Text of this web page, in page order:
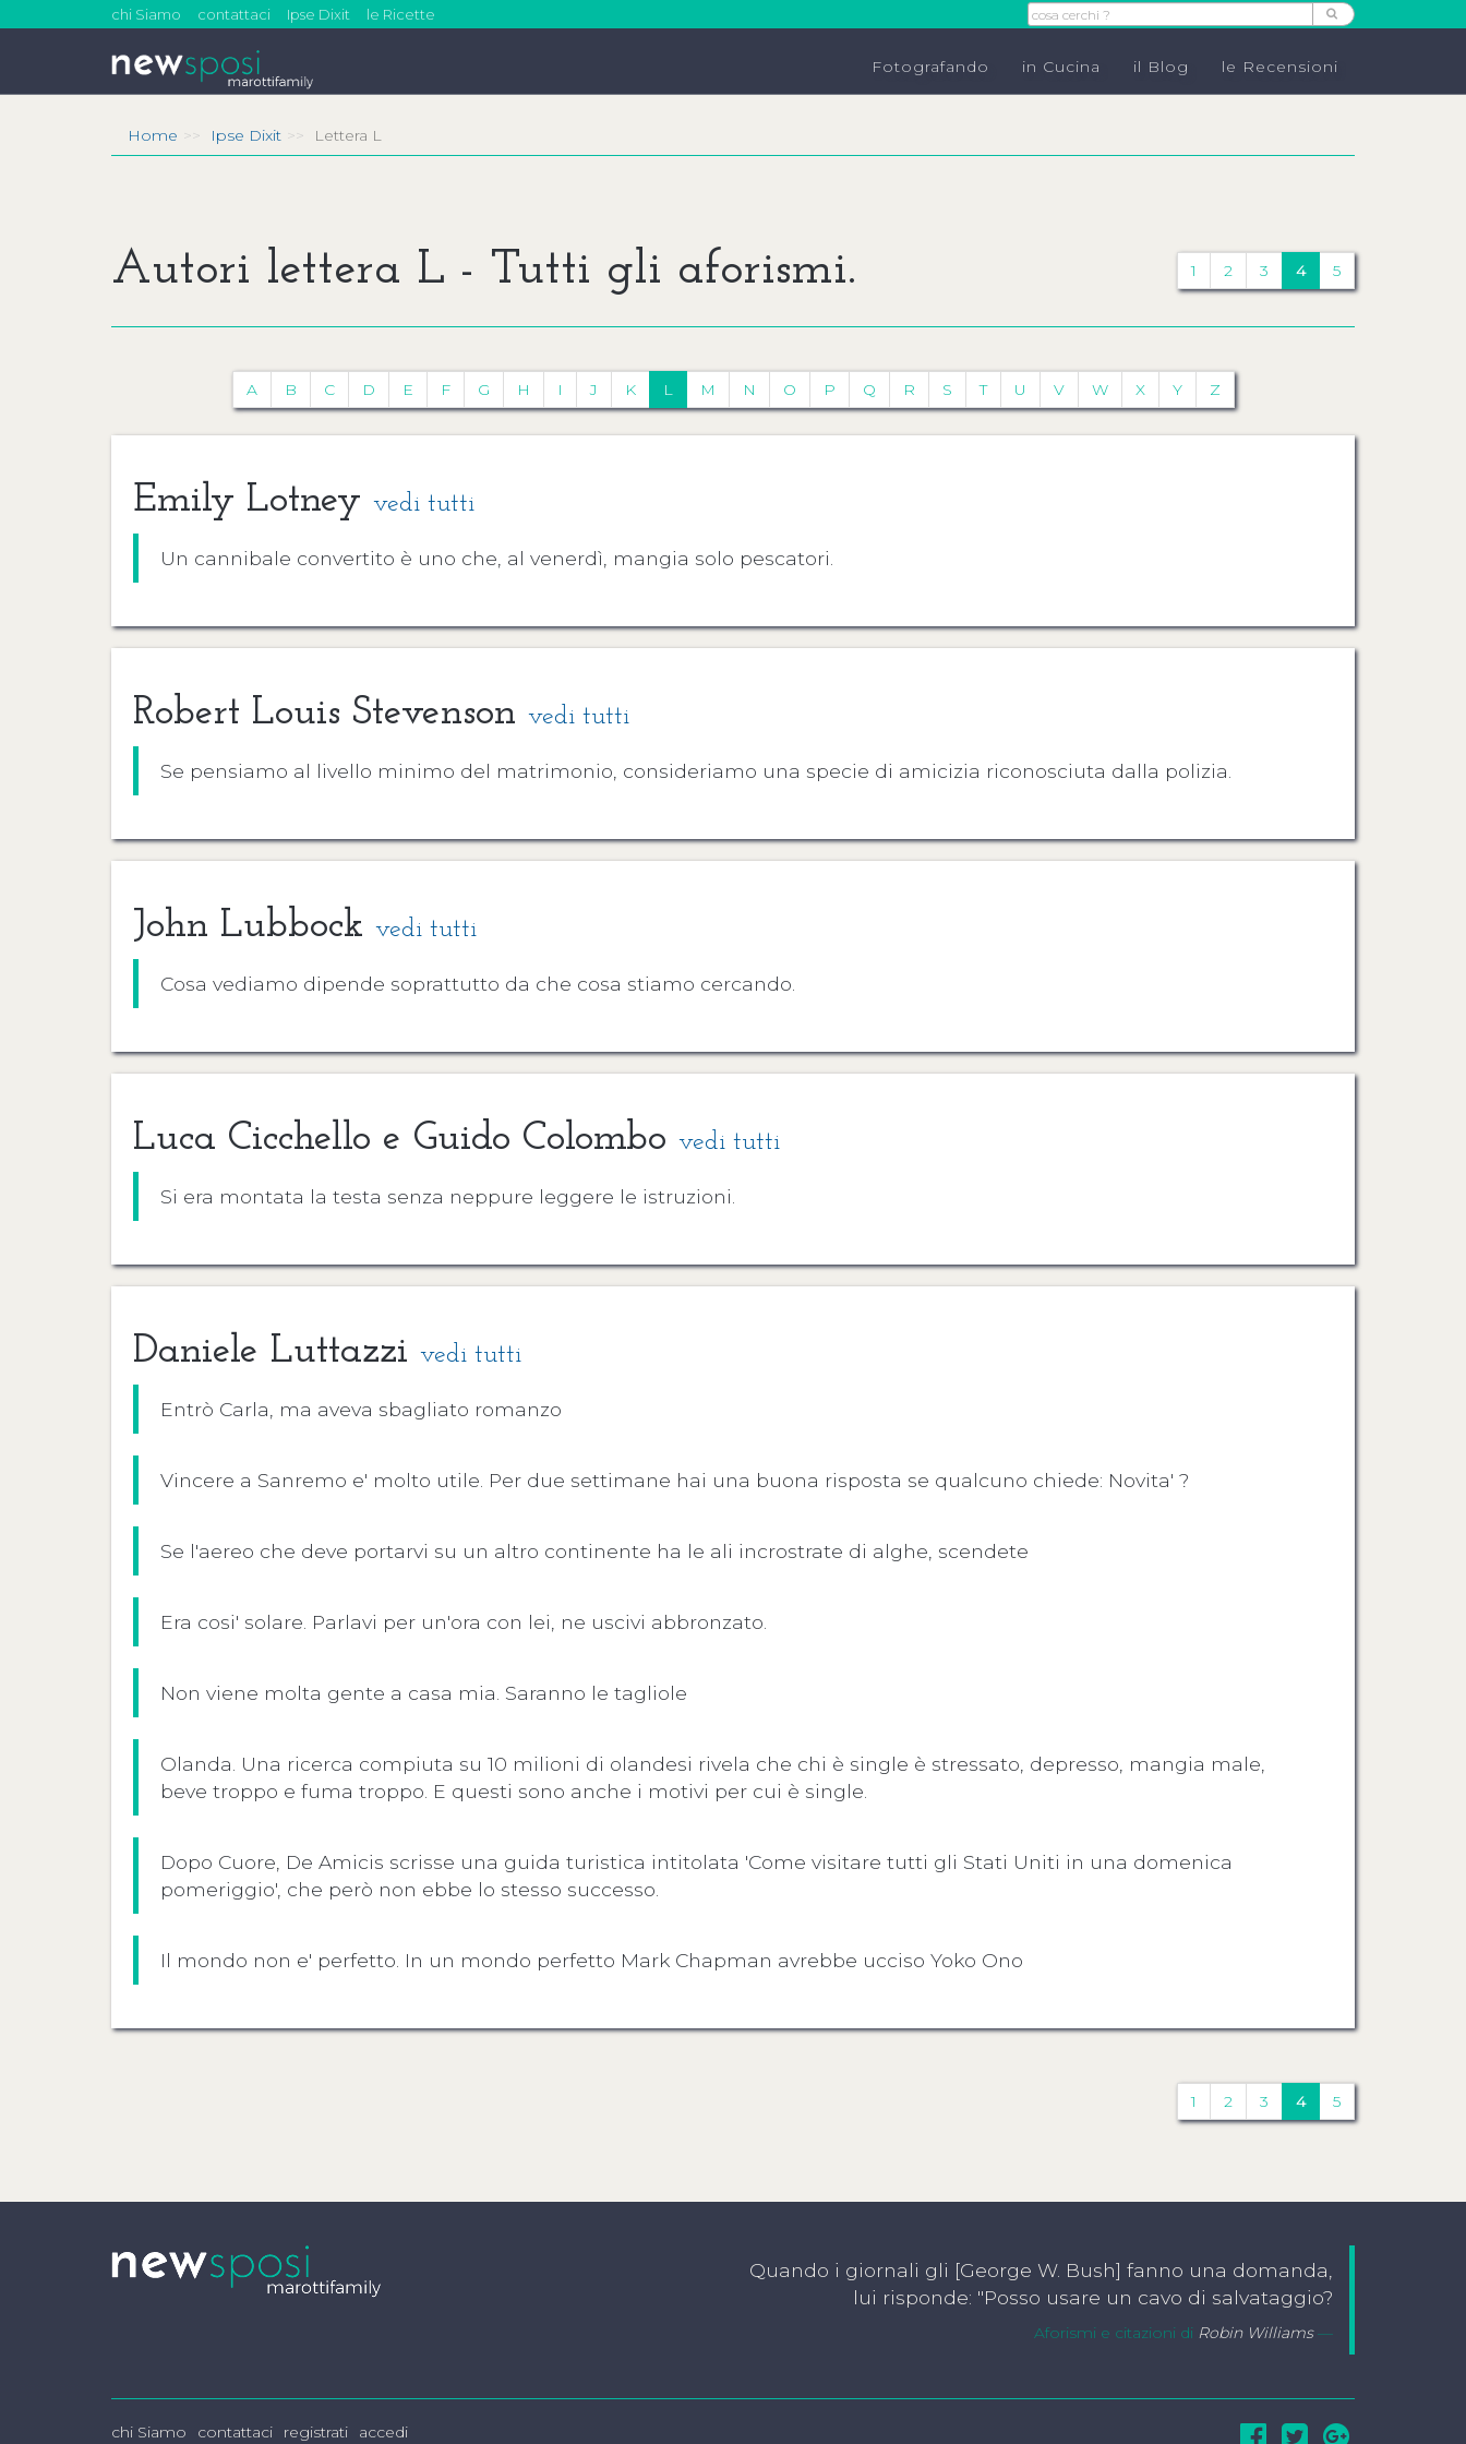
Fotografando in Cucina il Blog le Recensioni
chi Siamo contattaci Ipse Dixit le Ricette
Home Ipse Dixit Lettera L
Autori lettera L - Tutti gli aforismi. 1 2 3 4 5
A B C D E F G H I J K L M N O P Q R S T U V W X Y Z
Emily Lotney vedi tutti
Un cannibale convertito è uno che, al venerdì, mangia solo pescatori.
Robert Louis Stevenson vedi tutti
Se pensiamo al livello minimo del matrimonio, consideriamo una specie di amicizia riconosciuta dalla polizia.
John Lubbock vedi tutti
Cosa vediamo dipende soprattutto da che cosa stiamo cercando.
Luca Cicchello e Guido Colombo vedi tutti
Si era montata la testa senza neppure leggere le istruzioni.
Daniele Luttazzi vedi tutti
Entrò Carla, ma aveva sbagliato romanzo
Vincere a Sanremo e' molto utile. Per due settimane hai una buona risposta se qualcuno chiede: Novita' ?
Se l'aereo che deve portarvi su un altro continente ha le ali incrostrate di alghe, scendete
Era cosi' solare. Parlavi per un'ora con lei, ne uscivi abbronzato.
Non viene molta gente a casa mia. Saranno le tagliole
Olanda. Una ricerca compiuta su 10 milioni di olandesi rivela che chi è single è stressato, depresso, mangia male,
beve troppo e fuma troppo. E questi sono anche i motivi per cui è single.
Dopo Cuore, De Amicis scrisse una guida turistica intitolata 'Come visitare tutti gli Stati Uniti in una domenica
pomeriggio', che però non ebbe lo stesso successo.
Il mondo non e' perfetto. In un mondo perfetto Mark Chapman avrebbe ucciso Yoko Ono
1 2 3 4 5
Quando i giornali gli [George W. Bush] fanno una domanda,
lui risponde: "Posso usare un cavo di salvataggio?
Aforismi e citazioni di Robin Williams
chi Siamo contattaci registrati accedi